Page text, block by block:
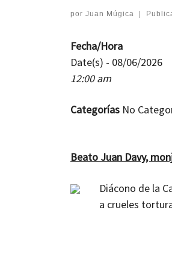
por Juan Múgica
Fecha/Hora
Date(s) - 08/06/2026
12:00 am
Categorías No
Beato Juan Davy,
Diácono de la
a crueles